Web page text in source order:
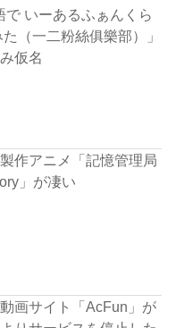
で いーあるふぁんくら
（一二粉絲俱樂部）」
仮名
作アニメ「記憶管理局
」が凄い
画サイト「AcFun」が